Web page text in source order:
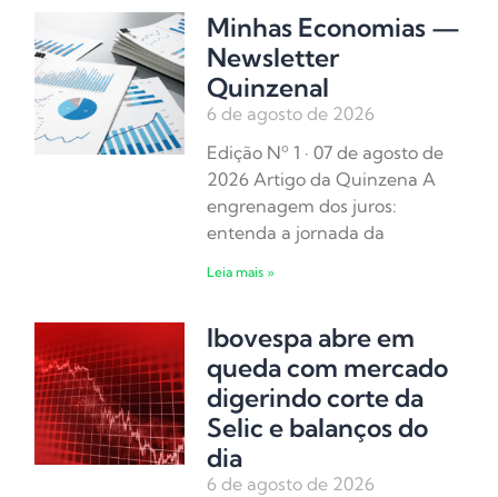
Minhas Economias —
Newsletter
Quinzenal
6 de agosto de 2026
Edição Nº 1 · 07 de agosto de
2026 Artigo da Quinzena A
engrenagem dos juros:
entenda a jornada da
Leia mais »
Ibovespa abre em
queda com mercado
digerindo corte da
Selic e balanços do
dia
6 de agosto de 2026